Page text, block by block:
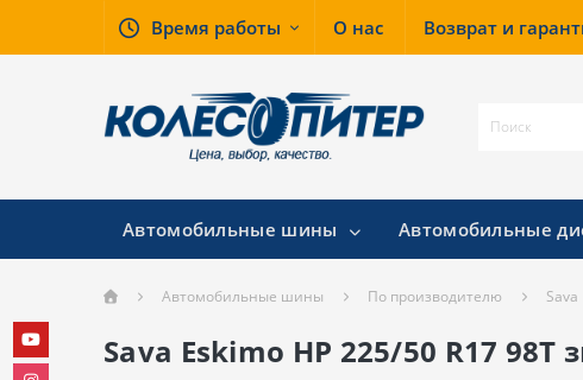
Время работы О нас Возврат и
Автомобильные шины Автомобильные
Автомобильные шины По производителю Sava
Sava Eskimo HP 225/50 R17 98T